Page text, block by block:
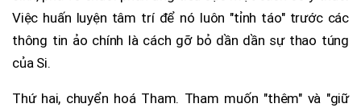
Việc huấn luyện tâm trí để nó luôn "tỉnh táo" trước các
thông tin ảo chính là cách gỡ bỏ dần dần sự thao túng
của Si.
Thứ hai, chuyển hoá Tham. Tham muốn "thêm" và "giữ